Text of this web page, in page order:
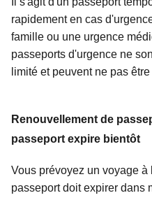
rapidement en cas
famille ou une urgence
passeports d'urgence ne
limité et peuvent ne pas
Renouvellement de
passeport expire bientôt
Vous prévoyez un voyage
passeport doit expirer dans